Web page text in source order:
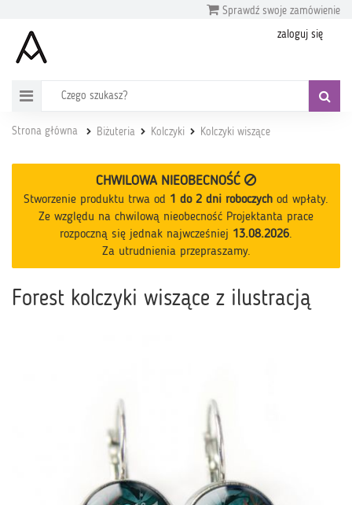
Sprawdź swoje zamówienie
zaloguj się
Strona główna Biżuteria Kolczyki Kolczyki wiszące
CHWILOWA NIEOBECNOŚĆ
Stworzenie produktu trwa od 1 do 2 dni roboczych od wpłaty.
Ze względu na chwilową nieobecność Projektanta prace
rozpoczną się jednak najwcześniej 13.08.2026.
Za utrudnienia przepraszamy.
Forest kolczyki wiszące z ilustracją